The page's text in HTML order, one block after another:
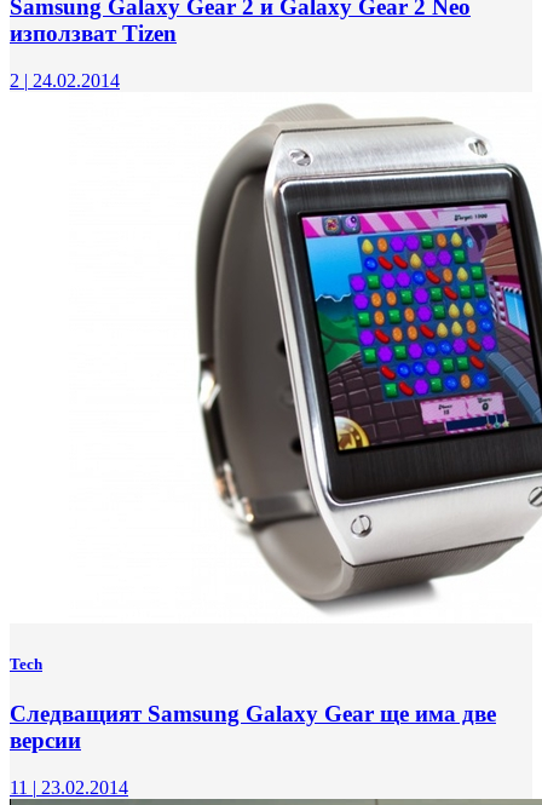
Samsung Galaxy Gear 2 и Galaxy Gear 2 Neo
използват Tizen
2 | 24.02.2014
Tech
Следващият Samsung Galaxy Gear ще има две
версии
11 | 23.02.2014